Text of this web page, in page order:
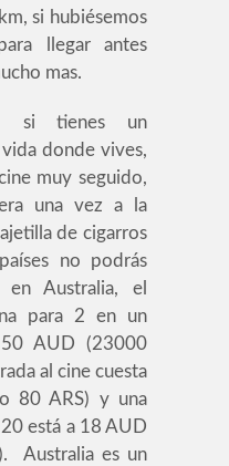
si hubiésemos
llegar antes
mas.
tienes un
donde vives,
muy seguido,
una vez a la
de cigarros
no podrás
Australia, el
para 2 en un
AUD (23000
al cine cuesta
80 ARS) y una
está a 18 AUD
Australia es un